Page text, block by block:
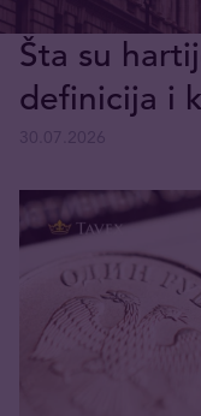
Šta su
definicija i